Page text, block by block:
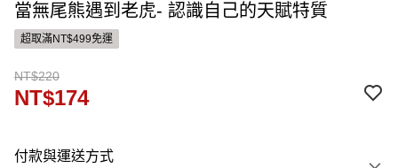
當無尾熊遇到老虎- 認識自己的天賦特質
超取滿NT$499免運
NT$220
NT$174
付款與運送方式